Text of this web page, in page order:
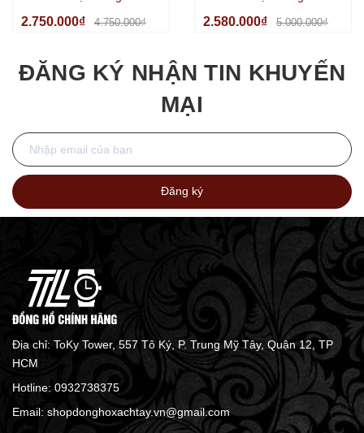
Kim Loại Silver Size
2.750.000₫ 4.750.000₫
Vàng Size 36mm
2.580.000₫ 5.000.000₫
ĐĂNG KÝ NHẬN TIN KHUYẾN
MẠI
Đăng ký
Địa chỉ: ToKy Tower, 557 Tô Ký, P. Trung Mỹ Tây, Quận 12, TP
HCM
Hotline: 0932738375
Email: shopdonghoxachtay.vn@gmail.com